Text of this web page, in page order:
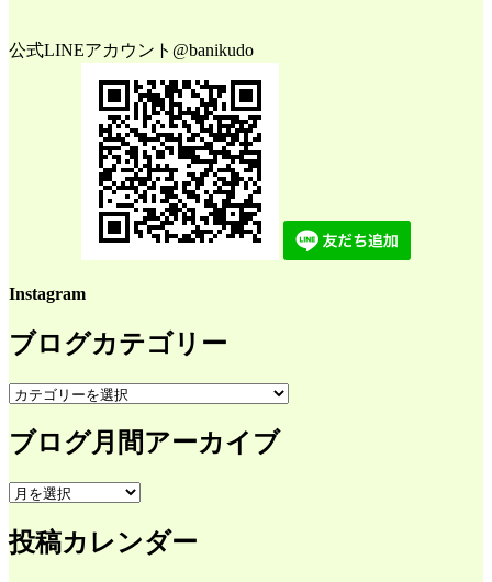
公式LINEアカウント@banikudo
Instagram
ブログカテゴリー
ブ
グ
カ
テ
ゴ
リ
ー
ブログ月間アーカイブ
ブ
グ
月
投稿カレンダー